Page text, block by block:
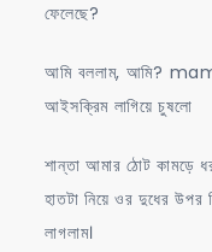
ফেলেছে?
আমি বললাম, আমি?
আইসক্রিম লাগিয়ে চুষলো
শান্তা আমার ঠোট কামড়ে
হাতটা নিয়ে ওর দুধের
লাগলাম।